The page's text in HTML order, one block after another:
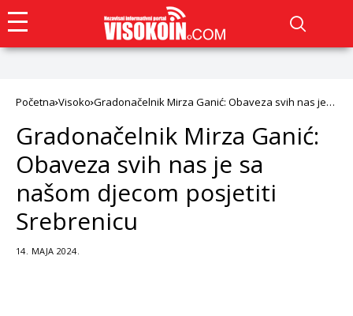
Početna Visoko Gradonačelnik Mirza Ganić: Obaveza svih nas je
Gradonačelnik Mirza Ganić:
Obaveza svih nas je sa
našom djecom posjetiti
Srebrenicu
14. MAJA 2024.